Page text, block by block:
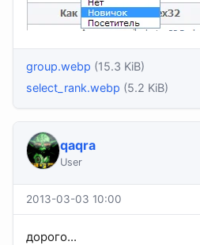
group.webp (15.3 KiB)
select_rank.webp (5.2 KiB)
qaqra
User
2013-03-03 10:00
дорого...